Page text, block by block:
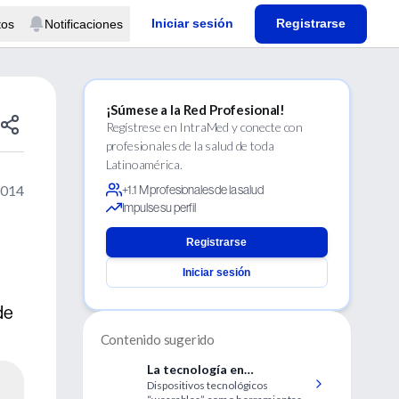
Notificaciones Iniciar sesión Registrarse
¡Súmese a la Red Profesional!
Regístrese en IntraMed y conecte con
profesionales de la salud de toda
Latinoamérica.
+1.1 M profesionales de la salud
Impulse su perfil
Registrarse
Iniciar sesión
Contenido sugerido
La tecnología en
indumentarias en el
Dispositivos tecnológicos